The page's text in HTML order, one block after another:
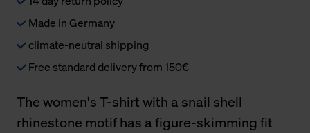
Made in Germany
climate-neutral shipping
Free standard delivery from 150€
The women's T-shirt with a snail shell
rhinestone motif has a figure-skimming fit